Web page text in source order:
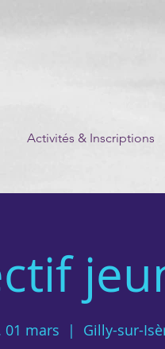
Activités & Inscriptions
01 mars
  |
Gilly-sur-